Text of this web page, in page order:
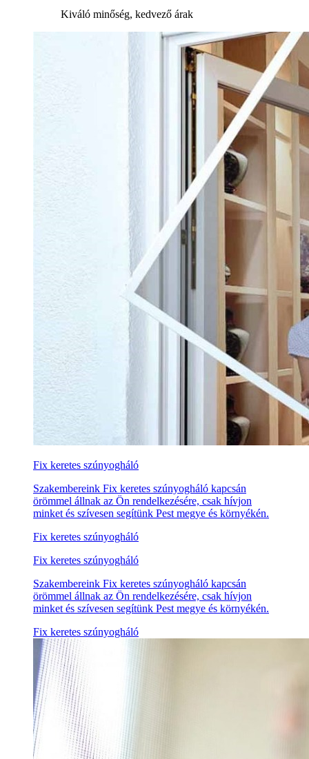
Kiváló minőség, kedvező árak
Fix keretes szúnyogháló
Szakembereink Fix keretes szúnyogháló kapcsán
örömmel állnak az Ön rendelkezésére, csak hívjon
minket és szívesen segítünk Pest megye és környékén.
Fix keretes szúnyogháló
Fix keretes szúnyogháló
Szakembereink Fix keretes szúnyogháló kapcsán
örömmel állnak az Ön rendelkezésére, csak hívjon
minket és szívesen segítünk Pest megye és környékén.
Fix keretes szúnyogháló